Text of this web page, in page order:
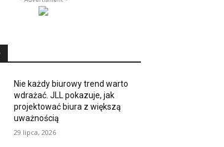
Nie każdy biurowy trend warto
wdrażać. JLL pokazuje, jak
projektować biura z większą
uważnością
29 lipca, 2026